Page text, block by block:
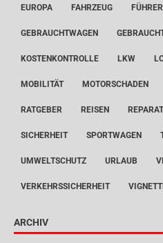
EUROPA FAHRZEUG
GEBRAUCHTWAGEN
KOSTENKONTROLLE LKW
MOBILITÄT MOTORSCHADEN
RATGEBER REISEN
SICHERHEIT SPORTWAGEN
UMWELTSCHUTZ URLAUB
VERKEHRSSICHERHEIT
ARCHIV